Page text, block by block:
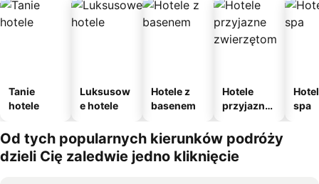
Tanie
hotele
Luksusow
e hotele
Hotele z
basenem
Hotele
przyjazne
m
spa
Od tych popularnych kierunków podróży
dzieli Cię zaledwie jedno kliknięcie